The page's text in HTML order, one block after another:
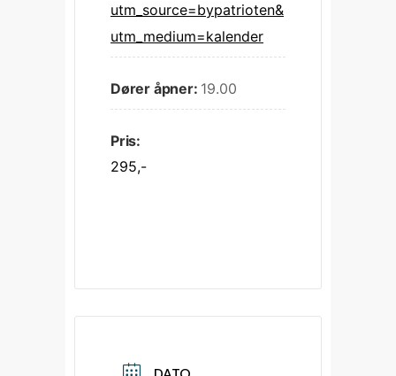
utm_source=bypatrioten&
utm_medium=kalender
Dører åpner: 19.00
Pris:
295,-